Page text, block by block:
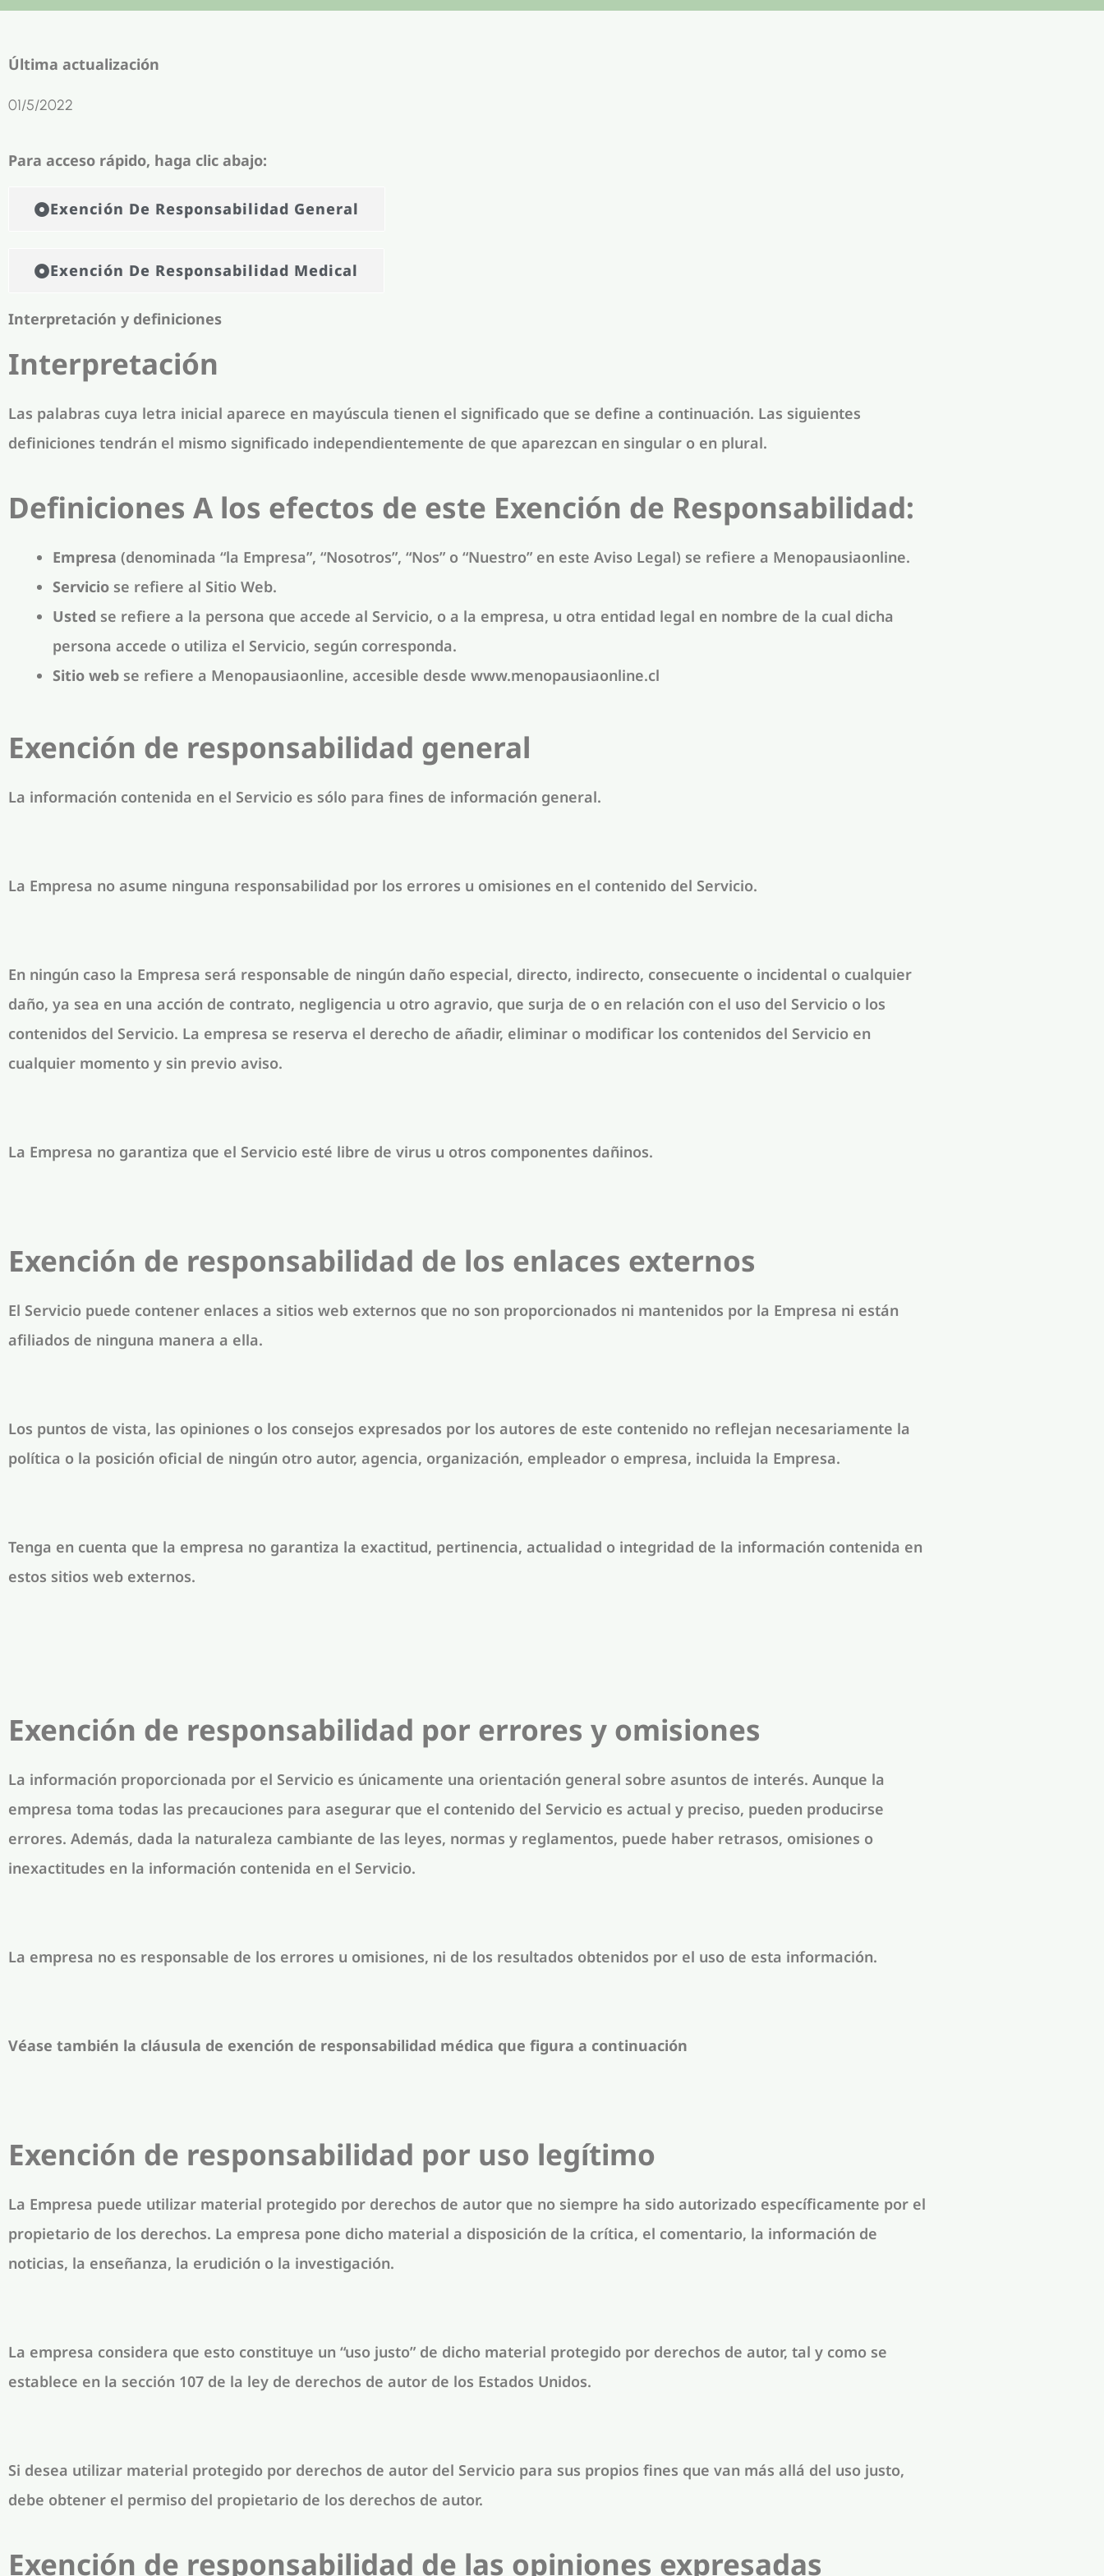
Última actualización
01/5/2022
Para acceso rápido, haga clic abajo:
Exención De Responsabilidad General
Exención De Responsabilidad Medical
Interpretación y definiciones
Interpretación
Las palabras cuya letra inicial aparece en mayúscula tienen el significado que se define a continuación. Las siguientes
definiciones tendrán el mismo significado independientemente de que aparezcan en singular o en plural.
Definiciones A los efectos de este Exención de Responsabilidad:
Empresa (denominada “la Empresa”, “Nosotros”, “Nos” o “Nuestro” en este Aviso Legal) se refiere a Menopausiaonline.
Servicio se refiere al Sitio Web.
Usted se refiere a la persona que accede al Servicio, o a la empresa, u otra entidad legal en nombre de la cual dicha
persona accede o utiliza el Servicio, según corresponda.
Sitio web se refiere a Menopausiaonline, accesible desde www.menopausiaonline.cl
Exención de responsabilidad general
La información contenida en el Servicio es sólo para fines de información general.
La Empresa no asume ninguna responsabilidad por los errores u omisiones en el contenido del Servicio.
En ningún caso la Empresa será responsable de ningún daño especial, directo, indirecto, consecuente o incidental o cualquier
daño, ya sea en una acción de contrato, negligencia u otro agravio, que surja de o en relación con el uso del Servicio o los
contenidos del Servicio. La empresa se reserva el derecho de añadir, eliminar o modificar los contenidos del Servicio en
cualquier momento y sin previo aviso.
La Empresa no garantiza que el Servicio esté libre de virus u otros componentes dañinos.
Exención de responsabilidad de los enlaces externos
El Servicio puede contener enlaces a sitios web externos que no son proporcionados ni mantenidos por la Empresa ni están
afiliados de ninguna manera a ella.
Los puntos de vista, las opiniones o los consejos expresados por los autores de este contenido no reflejan necesariamente la
política o la posición oficial de ningún otro autor, agencia, organización, empleador o empresa, incluida la Empresa.
Tenga en cuenta que la empresa no garantiza la exactitud, pertinencia, actualidad o integridad de la información contenida en
estos sitios web externos.
Exención de responsabilidad por errores y omisiones
La información proporcionada por el Servicio es únicamente una orientación general sobre asuntos de interés. Aunque la
empresa toma todas las precauciones para asegurar que el contenido del Servicio es actual y preciso, pueden producirse
errores. Además, dada la naturaleza cambiante de las leyes, normas y reglamentos, puede haber retrasos, omisiones o
inexactitudes en la información contenida en el Servicio.
La empresa no es responsable de los errores u omisiones, ni de los resultados obtenidos por el uso de esta información.
Véase también la cláusula de exención de responsabilidad médica que figura a continuación
Exención de responsabilidad por uso legítimo
La Empresa puede utilizar material protegido por derechos de autor que no siempre ha sido autorizado específicamente por el
propietario de los derechos. La empresa pone dicho material a disposición de la crítica, el comentario, la información de
noticias, la enseñanza, la erudición o la investigación.
La empresa considera que esto constituye un “uso justo” de dicho material protegido por derechos de autor, tal y como se
establece en la sección 107 de la ley de derechos de autor de los Estados Unidos.
Si desea utilizar material protegido por derechos de autor del Servicio para sus propios fines que van más allá del uso justo,
debe obtener el permiso del propietario de los derechos de autor.
Exención de responsabilidad de las opiniones expresadas